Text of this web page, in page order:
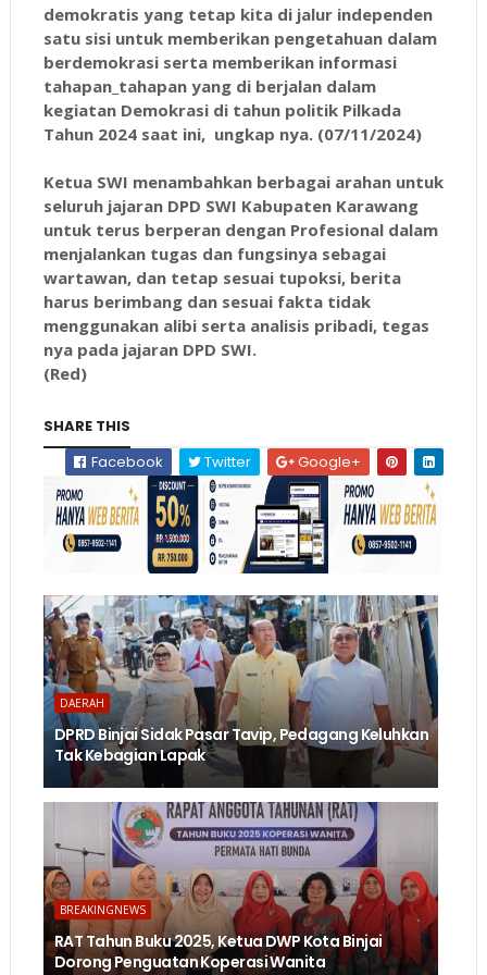
demokratis yang tetap kita di jalur independen
satu sisi untuk memberikan pengetahuan dalam
berdemokrasi serta memberikan informasi
tahapan_tahapan yang di berjalan dalam
kegiatan Demokrasi di tahun politik Pilkada
Tahun 2024 saat ini, ungkap nya. (07/11/2024)
Ketua SWI menambahkan berbagai arahan untuk
seluruh jajaran DPD SWI Kabupaten Karawang
untuk terus berperan dengan Profesional dalam
menjalankan tugas dan fungsinya sebagai
wartawan, dan tetap sesuai tupoksi, berita
harus berimbang dan sesuai fakta tidak
menggunakan alibi serta analisis pribadi, tegas
nya pada jajaran DPD SWI.
(Red)
SHARE THIS
Facebook
Twitter Google+
DAERAH
DPRD Binjai Sidak Pasar Tavip, Pedagang Keluhkan
Tak Kebagian Lapak
BREAKINGNEWS
RAT Tahun Buku 2025, Ketua DWP Kota Binjai
Dorong Penguatan Koperasi Wanita